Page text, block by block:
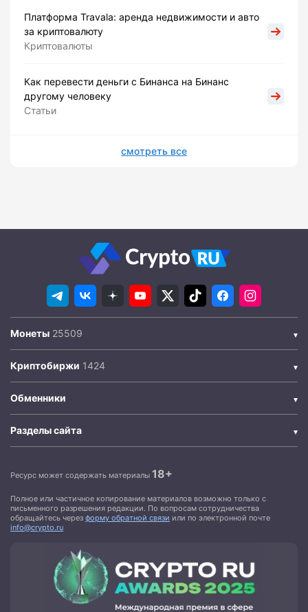
Платформа Travala: аренда недвижимости и авто
за криптовалюту
Криптовалюты
Как перевести деньги с Бинанса на Бинанс
другому человеку
Статьи
смотреть все
Монеты
Криптобиржи
Обменники
Разделы сайта
Ресурс может содержать материалы 18+
Полное или частичное копирование материалов возможно только с
письменного разрешения редакции. По вопросам сотрудничества
обращайтесь через форму обратной связи или по электронной почте
info@crypto.ru